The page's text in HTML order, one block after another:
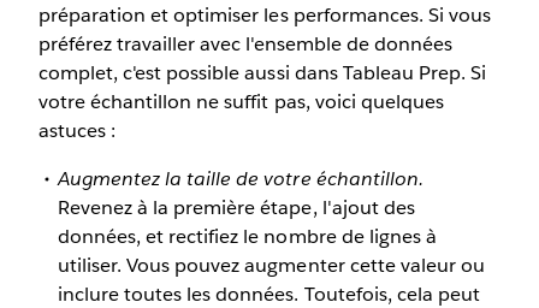
préparation et optimiser les performances. Si vous
préférez travailler avec l'ensemble de données
complet, c'est possible aussi dans Tableau Prep. Si
votre échantillon ne suffit pas, voici quelques
astuces :
Augmentez la taille de votre échantillon.
Revenez à la première étape, l'ajout des
données, et rectifiez le nombre de lignes à
utiliser. Vous pouvez augmenter cette valeur ou
inclure toutes les données. Toutefois, cela peut